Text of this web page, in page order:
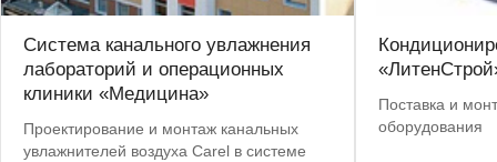
Система канального увлажнения
лабораторий и операционных
клиники «Медицина»
Проектирование и монтаж канальных
увлажнителей воздуха Carel в системе
Поставка и
оборудования